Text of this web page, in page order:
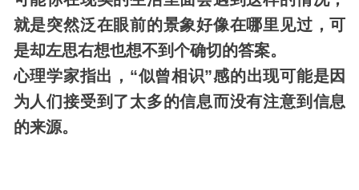
就是突然泛在眼前的景象好像在哪里见过，可
是却左思右想也想不到个确切的答案。
心理学家指出，“似曾相识”感的出现可能是因
为人们接受到了太多的信息而没有注意到信息
的来源。